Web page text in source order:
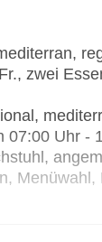
zwei
Uhr -